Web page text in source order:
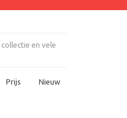
en vele
Prijs Nieuw